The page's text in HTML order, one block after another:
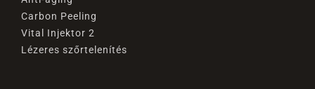
Carbon Peeling
Vital Injektor 2
Lézeres szőrtelenítés